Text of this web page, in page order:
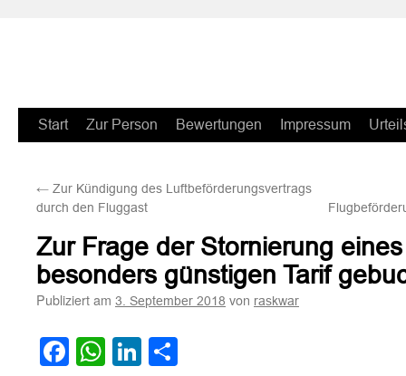
Zum
springen
Start Zur Person Bewertungen Impressum
← Zur Kündigung des Luftbeförderungsvertrags
durch den Fluggast
Zur Frage der Stornierung
besonders günstigen Tarif
Publiziert am 3. September 2018 von raskwar
Facebook
WhatsApp
LinkedIn